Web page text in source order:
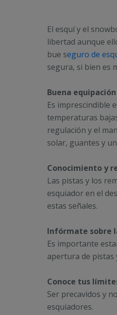
El esquí y el
libertad aunque
bue seguro de
segura, si bien es
Buena equipación
Es imprescindible
temperaturas
regulación y el
solar, guantes y
Conocimiento y
Las pistas y los
esquiador en el
estas señales.
Infórmate sobre
Es importante
apertura de pistas
Conoce tus
Ser precavidos y
esquiadores.